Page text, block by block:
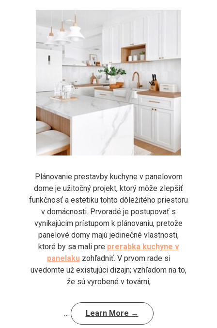
Plánovanie prestavby kuchyne v panelovom
dome je užitočný projekt, ktorý môže zlepšiť
funkčnosť a estetiku tohto dôležitého priestoru
v domácnosti. Prvoradé je postupovať s
vynikajúcim prístupom k plánovaniu, pretože
panelové domy majú jedinečné vlastnosti,
ktoré by sa mali pre prerabka kuchyne v
panelakuzohľadniť. V prvom rade si
uvedomte už existujúci dizajn; vzhľadom na to,
že sú vyrobené v továrni,
… Learn More →